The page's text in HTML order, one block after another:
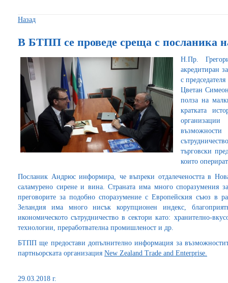
Назад
В БТПП се проведе среща с посланика
Н.Пр.
акредитиран
с
Цветан
полза на
кратката
търговски
които
Посланик Андрюс информира, че въпреки отдалечеността в
саламурено сирене и вина. Страната има много споразумения
преговорите за подобно споразумение с Европейския съюз в
Зеландия има много нисък корупционен индекс,
икономическото сътрудничество в сектори като: хранително-
технологии, преработвателна промишленост и др.
БТПП ще предостави допълнително информация за
партньорската организация New Zealand Trade and Enterprise.
29.03.2018 г.